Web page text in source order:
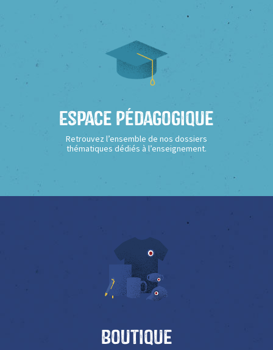
Espace Pédagogique
Retrouvez l’ensemble de nos dossiers
thématiques dédiés à l’enseignement.
Boutique